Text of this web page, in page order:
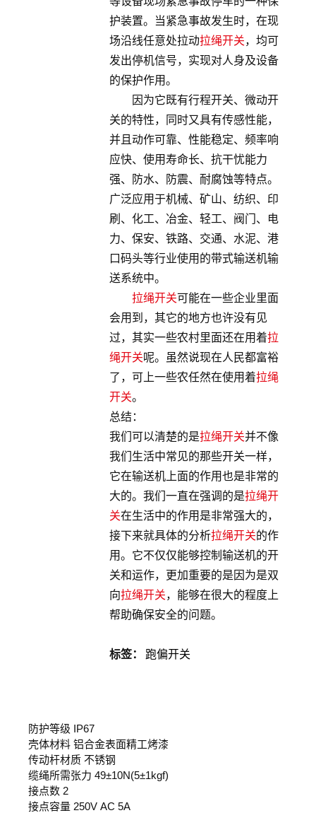
护装置。当紧急事故发生时，在现
场沿线任意处拉动拉绳开关，均可
发出停机信号，实现对人身及设备
的保护作用。
因为它既有行程开关、微动开
关的特性，同时又具有传感性能，
并且动作可靠、性能稳定、频率响
应快、使用寿命长、抗干忧能力
强、防水、防震、耐腐蚀等特点。
广泛应用于机械、矿山、纺织、印
刷、化工、冶金、轻工、阀门、电
力、保安、铁路、交通、水泥、港
口码头等行业使用的带式输送机输
送系统中。
拉绳开关可能在一些企业里面
会用到，其它的地方也许没有见
过，其实一些农村里面还在用着拉
绳开关呢。虽然说现在人民都富裕
了，可上一些农任然在使用着拉绳
开关。
总结：
我们可以清楚的是拉绳开关并不像
我们生活中常见的那些开关一样，
它在输送机上面的作用也是非常的
大的。我们一直在强调的是拉绳开
关在生活中的作用是非常强大的，
接下来就具体的分析拉绳开关的作
用。它不仅仅能够控制输送机的开
关和运作，更加重要的是因为是双
向拉绳开关，能够在很大的程度上
帮助确保安全的问题。
标签： 跑偏开关
防护等级 IP67
壳体材料 铝合金表面精工烤漆
传动杆材质 不锈钢
缆绳所需张力 49±10N(5±1kgf)
接点数 2
接点容量 250V AC 5A